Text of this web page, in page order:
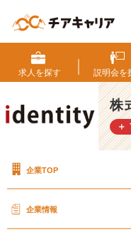
ン
タ
ー
ン
シ
ッ
逢
【
求人を探す 説明会を
株
＋
企業TOP
企業情報